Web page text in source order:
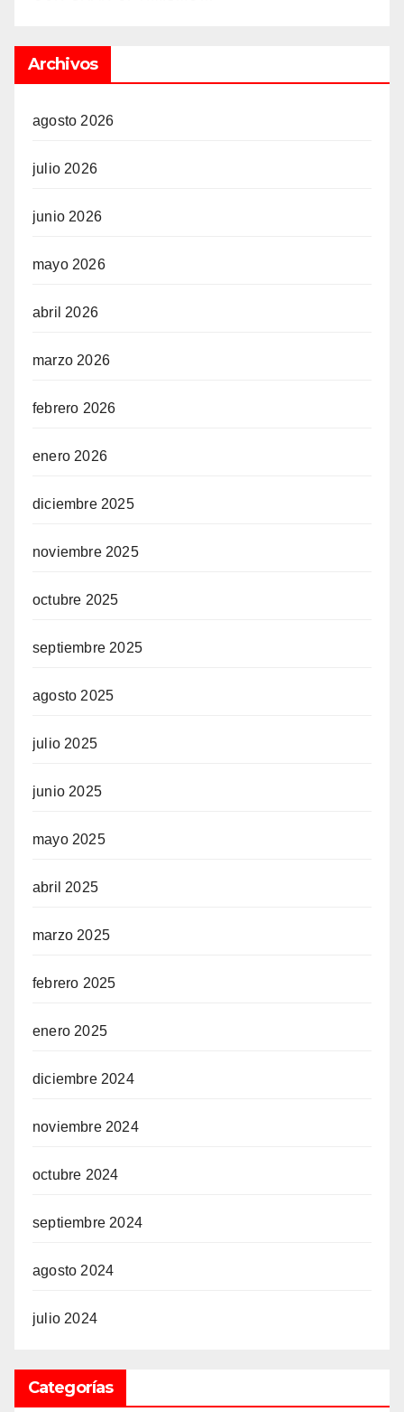
Archivos
agosto 2026
julio 2026
junio 2026
mayo 2026
abril 2026
marzo 2026
febrero 2026
enero 2026
diciembre 2025
noviembre 2025
octubre 2025
septiembre 2025
agosto 2025
julio 2025
junio 2025
mayo 2025
abril 2025
marzo 2025
febrero 2025
enero 2025
diciembre 2024
noviembre 2024
octubre 2024
septiembre 2024
agosto 2024
julio 2024
Categorías